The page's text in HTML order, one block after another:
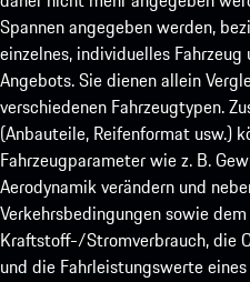
Spannen angegeben werden,
einzelnes, individuelles
Angebots. Sie dienen allein
verschiedenen Fahrzeugtypen.
(Anbauteile, Reifenformat usw.)
Fahrzeugparameter wie z. B.
Aerodynamik verändern und
Verkehrsbedingungen sowie
Kraftstoff-/Stromverbrauch, die
und die Fahrleistungswerte